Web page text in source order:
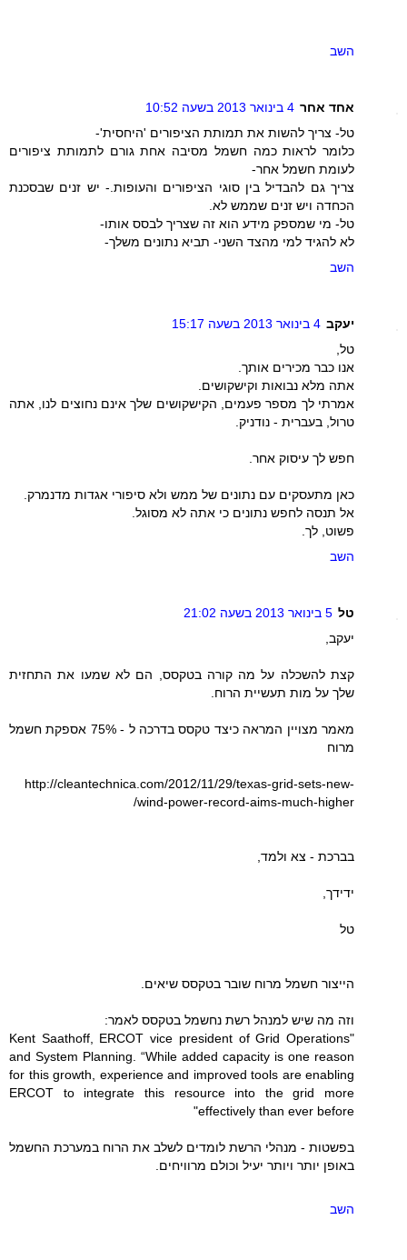
השב
אחד אחר 4 בינואר 2013 בשעה 10:52
טל- צריך להשות את תמותת הציפורים 'היחסית'-
כלומר לראות כמה חשמל מסיבה אחת גורם לתמותת ציפורים
לעומת חשמל אחר-
צריך גם להבדיל בין סוגי הציפורים והעופות.- יש זנים שבסכנת
הכחדה ויש זנים שממש לא.
טל- מי שמספק מידע הוא זה שצריך לבסס אותו-
לא להגיד למי מהצד השני- תביא נתונים משלך-
השב
יעקב 4 בינואר 2013 בשעה 15:17
טל,
אנו כבר מכירים אותך.
אתה מלא נבואות וקישקושים.
אמרתי לך מספר פעמים, הקישקושים שלך אינם נחוצים לנו, אתה
טרול, בעברית - נודניק.
חפש לך עיסוק אחר.
כאן מתעסקים עם נתונים של ממש ולא סיפורי אגדות מדנמרק.
אל תנסה לחפש נתונים כי אתה לא מסוגל.
פשוט, לך.
השב
טל 5 בינואר 2013 בשעה 21:02
יעקב,
קצת להשכלה על מה קורה בטקסס, הם לא שמעו את התחזית
שלך על מות תעשיית הרוח.
מאמר מצויין המראה כיצד טקסס בדרכה ל - 75% אספקת חשמל
מרוח
http://cleantechnica.com/2012/11/29/texas-grid-sets-new-
wind-power-record-aims-much-higher/
בברכת - צא ולמד,
ידידך,
טל
הייצור חשמל מרוח שובר בטקסס שיאים.
וזה מה שיש למנהל רשת נחשמל בטקסס לאמר:
"Kent Saathoff, ERCOT vice president of Grid Operations
and System Planning. “While added capacity is one reason
for this growth, experience and improved tools are enabling
ERCOT to integrate this resource into the grid more
effectively than ever before"
בפשטות - מנהלי הרשת לומדים לשלב את הרוח במערכת החשמל
באופן יותר ויותר יעיל וכולם מרוויחים.
השב